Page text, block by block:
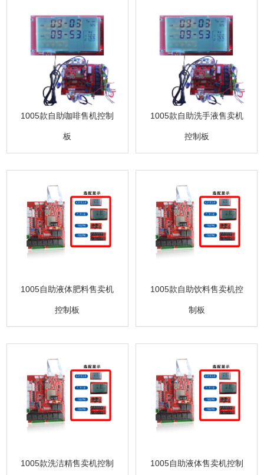
1005款自助咖啡售机控制
板
1005款自助洗手液售卖机
控制板
1005自助液体肥料售卖机
控制板
1005款自助饮料售卖机控
制板
1005款洗洁精售卖机控制 1005自助液体售卖机控制